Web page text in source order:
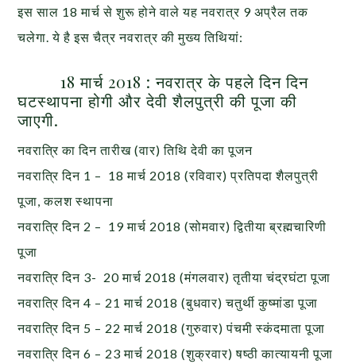
इस साल 18 मार्च से शुरू होने वाले यह नवरात्र 9 अप्रैल तक
चलेगा. ये है इस चैत्र नवरात्र की मुख्य तिथियां:
18 मार्च 2018 : नवरात्र के पहले दिन दिन
घटस्थापना होगी और देवी शैलपुत्री की पूजा की
जाएगी.
नवरात्रि का दिन तारीख (वार) तिथि देवी का पूजन
नवरात्रि दिन 1 – 18 मार्च 2018 (रविवार) प्रतिपदा शैलपुत्री
पूजा, कलश स्थापना
नवरात्रि दिन 2 – 19 मार्च 2018 (सोमवार) द्वितीया ब्रह्मचारिणी
पूजा
नवरात्रि दिन 3- 20 मार्च 2018 (मंगलवार) तृतीया चंद्रघंटा पूजा
नवरात्रि दिन 4 – 21 मार्च 2018 (बुधवार) चतुर्थी कुष्मांडा पूजा
नवरात्रि दिन 5 – 22 मार्च 2018 (गुरुवार) पंचमी स्कंदमाता पूजा
नवरात्रि दिन 6 – 23 मार्च 2018 (शुक्रवार) षष्ठी कात्यायनी पूजा